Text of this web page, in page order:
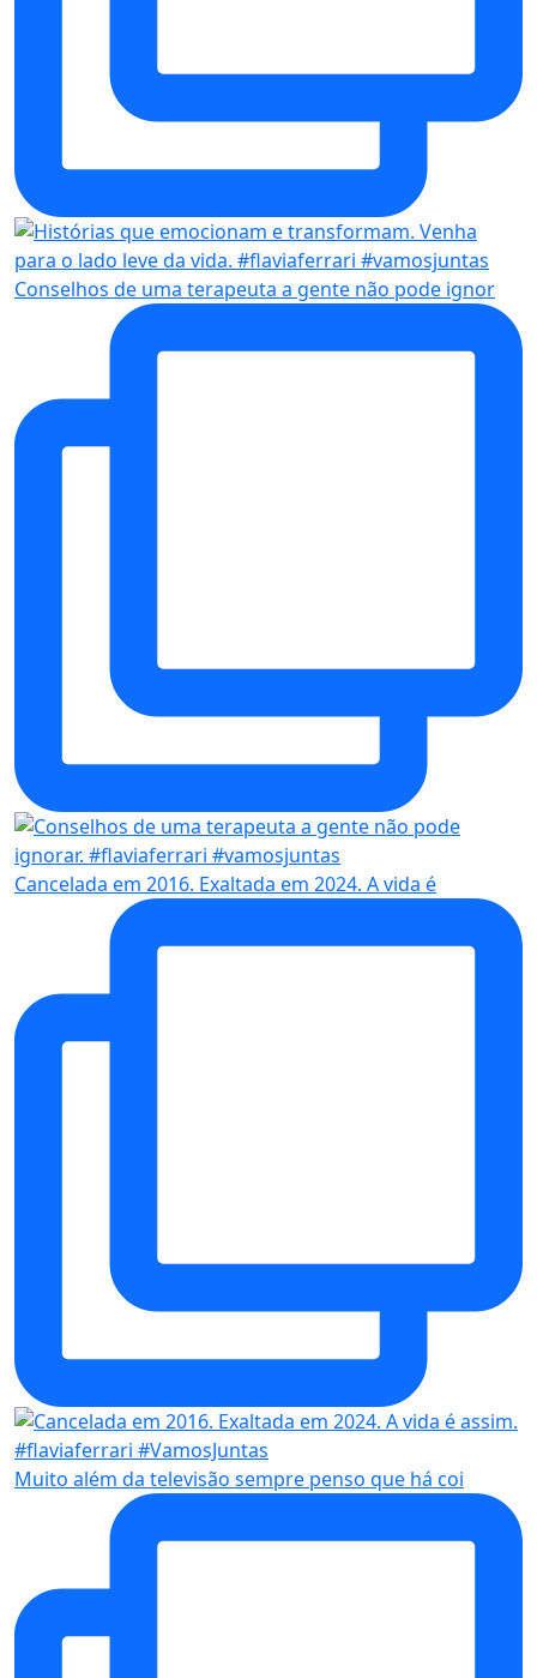
Conselhos de uma terapeuta a gente não pode ignor
Cancelada em 2016. Exaltada em 2024. A vida é
Muito além da televisão sempre penso que há coi